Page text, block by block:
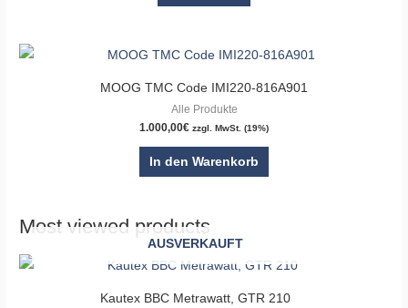
MOOG TMC Code IMI220-816A901
Alle Produkte
1.000,00€ zzgl. MwSt. (19%)
In den Warenkorb
Most viewed products
AUSVERKAUFT
Kautex BBC Metrawatt, GTR 210